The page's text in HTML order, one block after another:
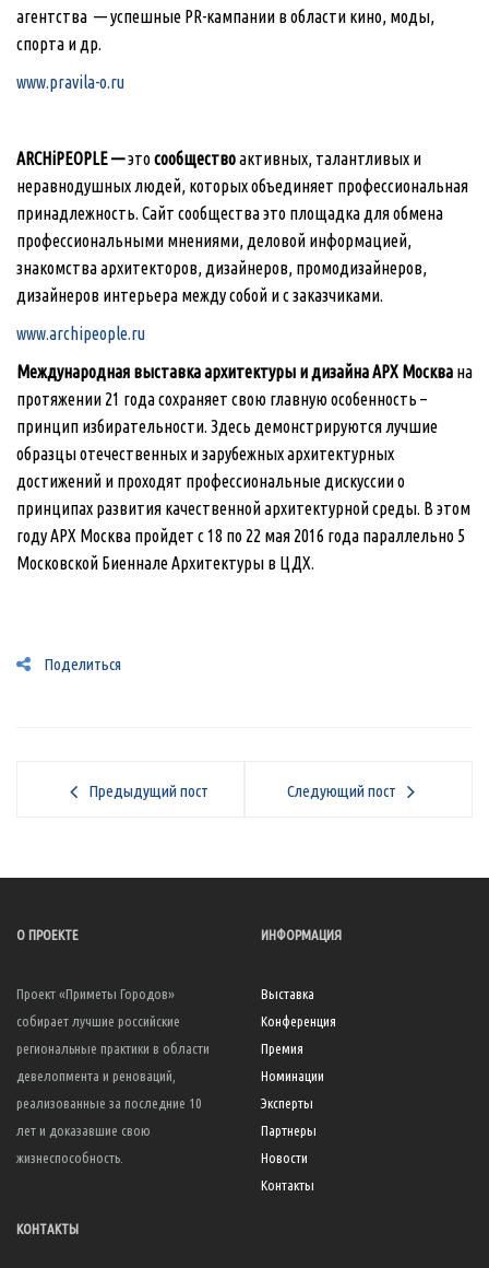
агентства — успешные PR-кампании в области кино, моды,
спорта и др.
www.pravila-o.ru
ARCHiPEOPLE —этосообществоактивных, талантливых и
неравнодушных людей, которых объединяет профессиональная
принадлежность. Сайт сообщества это площадка для обмена
профессиональными мнениями, деловой информацией,
знакомства архитекторов, дизайнеров, промодизайнеров,
дизайнеров интерьера между собой и с заказчиками.
www.archipeople.ru
Международная выставка архитектуры и дизайна АРХ Москва на
протяжении 21 года сохраняет свою главную особенность –
принцип избирательности. Здесь демонстрируются лучшие
образцы отечественных и зарубежных архитектурных
достижений и проходят профессиональные дискуссии о
принципах развития качественной архитектурной среды. В этом
году АРХ Москва пройдет с 18 по 22 мая 2016 года параллельно 5
Московской Биеннале Архитектуры в ЦДХ.
Поделиться
Предыдущий пост Следующий пост
О ПРОЕКТЕ
Проект «Приметы Городов»
собирает лучшие российские
региональные практики в области
девелопмента и реноваций,
реализованные за последние 10
лет и доказавшие свою
жизнеспособность.
ИНФОРМАЦИЯ
Выставка
Конференция
Премия
Номинации
Эксперты
Партнеры
Новости
Контакты
КОНТАКТЫ